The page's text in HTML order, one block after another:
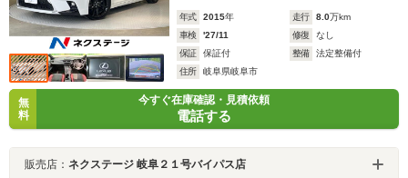
年式 2015年 走行 8.0万km
車検
'27/11 修復
なし
保証
保証付 整備
法定整備付
住所
岐阜県岐阜市
無
料
今すぐ在庫確認・見積依頼
電話する
販売店： ネクステージ 岐阜２１号バイパス店